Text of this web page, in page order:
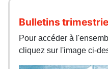
Bulletins
Pour accéder à
cliquez sur l'image ci-